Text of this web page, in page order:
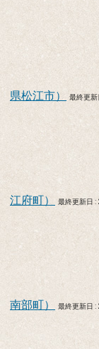
県松江市） 最終更新
江府町） 最終更新日 :
南部町） 最終更新日 :